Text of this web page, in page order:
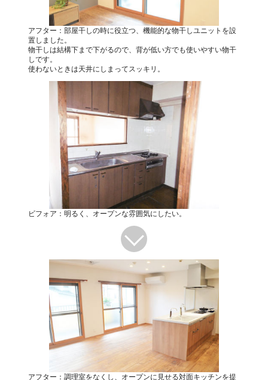
アフター：部屋干しの時に役立つ、機能的な物干しユニットを設
置しました。
物干しは結構下まで下がるので、背が低い方でも使いやすい物干
しです。
使わないときは天井にしまってスッキリ。
ビフォア：明るく、オープンな雰囲気にしたい。
アフター：調理室をなくし、オープンに見せる対面キッチンを提